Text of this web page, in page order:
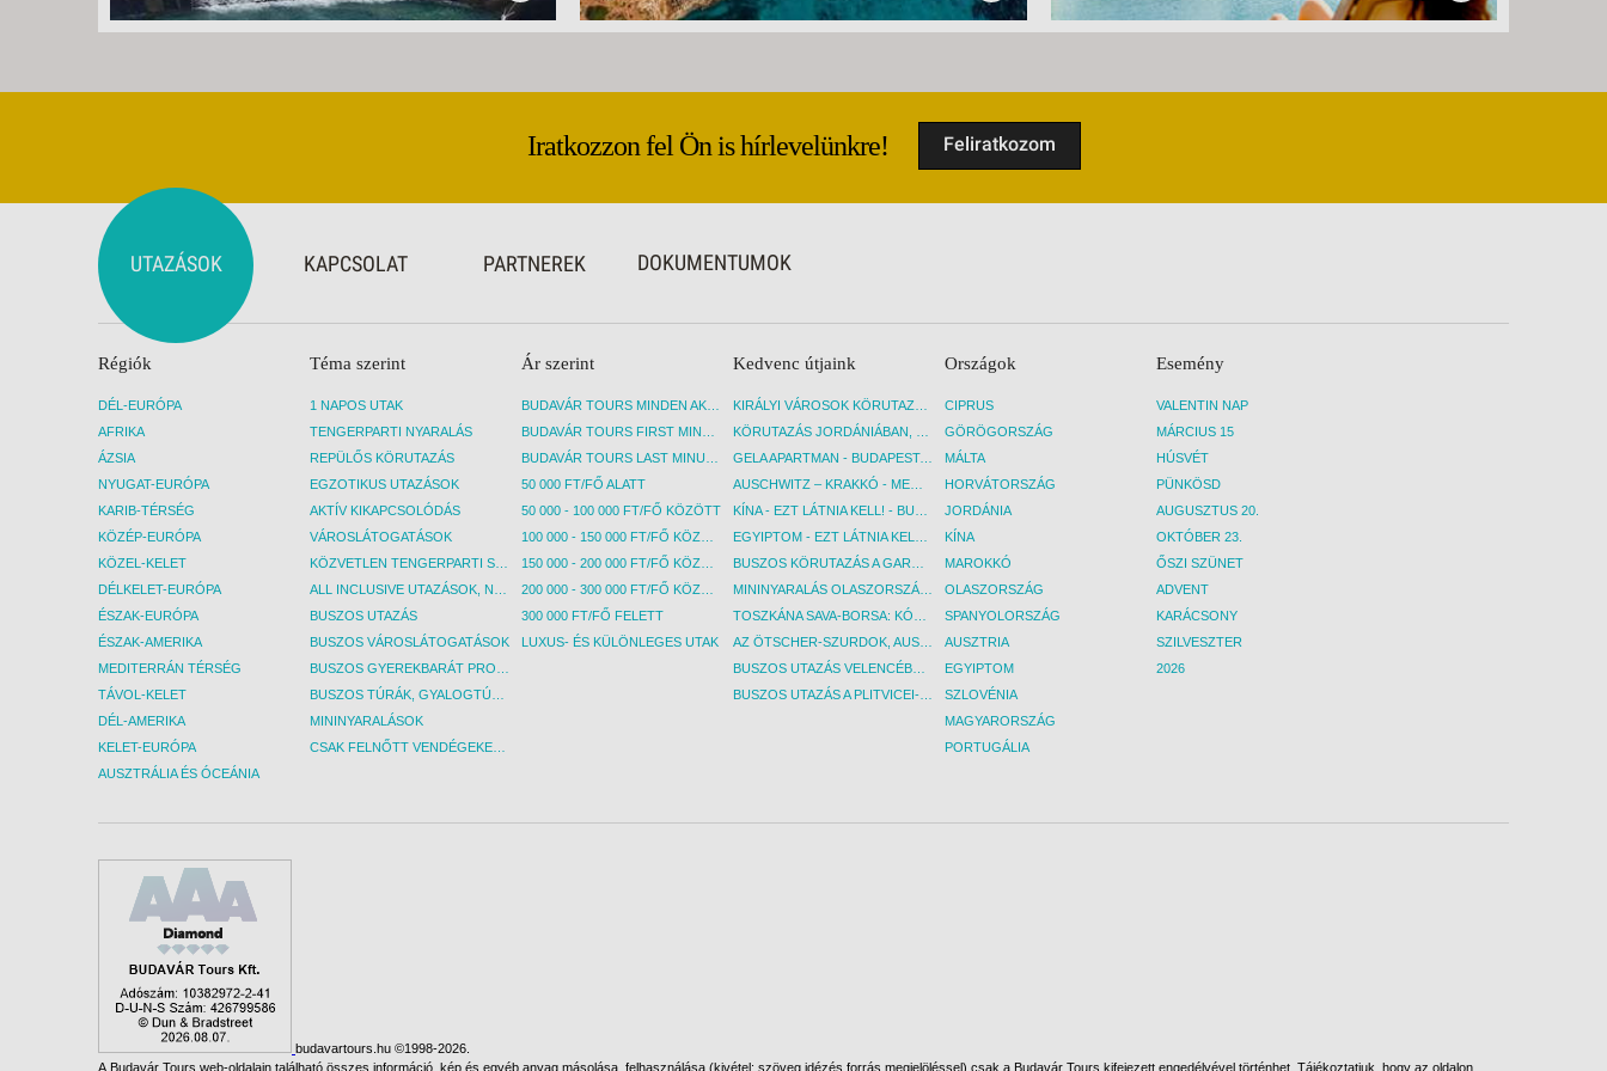
Iratkozzon fel Ön is hírlevelünkre! Feliratkozom
UTAZÁSOK KAPCSOLAT PARTNEREK DOKUMENTUMOK
Régiók
DÉL-EURÓPA
AFRIKA
ÁZSIA
NYUGAT-EURÓPA
KARIB-TÉRSÉG
KÖZÉP-EURÓPA
KÖZEL-KELET
DÉLKELET-EURÓPA
ÉSZAK-EURÓPA
ÉSZAK-AMERIKA
MEDITERRÁN TÉRSÉG
TÁVOL-KELET
DÉL-AMERIKA
KELET-EURÓPA
AUSZTRÁLIA ÉS ÓCEÁNIA
Téma szerint
1 NAPOS UTAK
TENGERPARTI NYARALÁS
REPÜLŐS KÖRUTAZÁS
EGZOTIKUS UTAZÁSOK
AKTÍV KIKAPCSOLÓDÁS
VÁROSLÁTOGATÁSOK
BUSZOS UTAZÁS
BUSZOS VÁROSLÁTOGATÁSOK
MININYARALÁSOK
Ár szerint
50 000 FT/FŐ ALATT
50 000 - 100 000 FT/FŐ KÖZÖTT
300 000 FT/FŐ FELETT
LUXUS- ÉS KÜLÖNLEGES UTAK
Kedvenc útjaink
GELA APARTMAN - BUDAPEST, REPÜLŐ
Országok
CIPRUS
GÖRÖGORSZÁG
MÁLTA
HORVÁTORSZÁG
JORDÁNIA
KÍNA
MAROKKÓ
OLASZORSZÁG
SPANYOLORSZÁG
AUSZTRIA
EGYIPTOM
SZLOVÉNIA
MAGYARORSZÁG
PORTUGÁLIA
Esemény
VALENTIN NAP
MÁRCIUS 15
HÚSVÉT
PÜNKÖSD
AUGUSZTUS 20.
OKTÓBER 23.
ŐSZI SZÜNET
ADVENT
KARÁCSONY
SZILVESZTER
2026
budavartours.hu ©1998-2026.
A Budavár Tours web-oldalain található összes információ, kép és egyéb anyag másolása, felhasználása (kivétel: szöveg idézés forrás megjelöléssel) csak a Budavár Tours kifejezett engedélyével történhet. Tájékoztatjuk, hogy az oldalon